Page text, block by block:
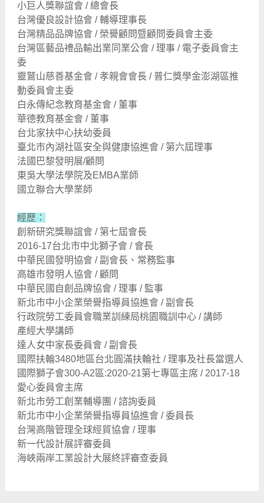
小巨人獎聯誼會 / 總會長
台灣優良設計協會 / 輔導理事長
台灣精品品牌協會 / 榮譽顧問暨顧問委員會主委
台灣區藝品禮品輸出業同業公會 / 理事 / 電子委員會主
委
靈鷲山慈善基金會 / 孝親會會長 / 普仁獎學金澎湖區推
動委員會主委
白永傳紀念教育基金會 / 董事
華德教育基金會 / 董事
台北家扶中心扶幼委員
臺北市內湖社區安全與健康協進會 / 第六屆理事
法國巴黎發明展/顧問
東吳大學法學院及EMBA業師
國立聯合大學業師
經歷：
創新研究獎聯誼會 / 第七屆會長
2016-17台北市中北獅子會 / 會長
中華民國發明協會 / 副會長、常務監事
高雄市發明人協會 / 顧問
中華民國自創品牌協會 / 理事 / 監事
新北市中小企業榮譽指導員協進會 / 副會長
行政院勞工委員會職業訓練局桃園職訓中心 / 講師
產經大學講師
達人女中家長委員會 / 副會長
國際扶輪3480地區台北圓滿扶輪社 / 理事及社長當選人
國際獅子會300-A2區:2020-21第七專區主席 / 2017-18
愛心委員會主席
新北市勞工創業輔導團 / 諮詢委員
新北市中小企業榮譽指導員協進會 / 委員長
台灣高階管理全球經貿協會 / 理事
新一代設計展評審委員
海峽兩岸工業設計大展終評審查委員